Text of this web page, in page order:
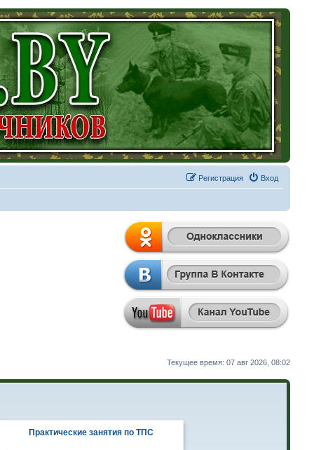
Вход
Регистрация
Текущее время: 07 авг 2026, 08:02
Практические занятия по ТПС